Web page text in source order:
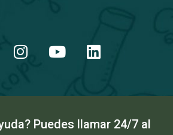
s
t
g
a
u
t
b
n
k
d
n
Puedes llamar 24/7 al